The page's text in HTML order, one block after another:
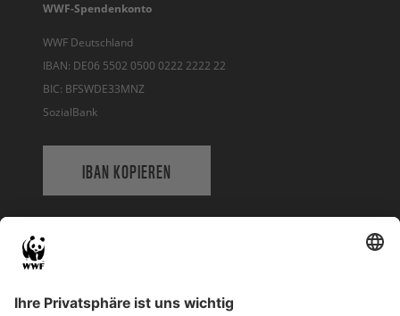
WWF-Spendenkonto
WWF Deutschland
IBAN: DE06 5502 0500 0222 2222 22
BIC: BFSWDE33MNZ
SozialBank
IBAN KOPIEREN
WWF Deutschland